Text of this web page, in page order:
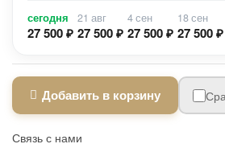
сегодня
27 500 ₽
21 авг
27 500 ₽
4 сен
27 500 ₽
18 сен
27 500 ₽
Добавить в корзину
Связь с нами